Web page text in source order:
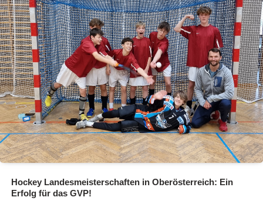
Hockey Landesmeisterschaften in Oberösterreich: Ein
Erfolg für das GVP!